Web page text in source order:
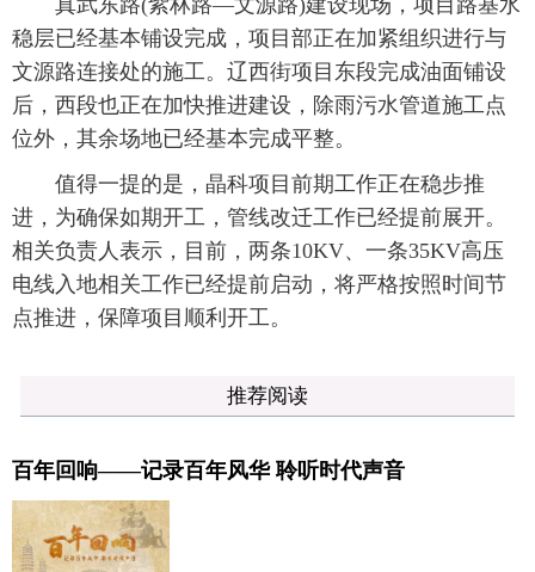
真武东路(紫林路—文源路)建设现场，项目路基水
稳层已经基本铺设完成，项目部正在加紧组织进行与
文源路连接处的施工。辽西街项目东段完成油面铺设
后，西段也正在加快推进建设，除雨污水管道施工点
位外，其余场地已经基本完成平整。
值得一提的是，晶科项目前期工作正在稳步推
进，为确保如期开工，管线改迁工作已经提前展开。
相关负责人表示，目前，两条10KV、一条35KV高压
电线入地相关工作已经提前启动，将严格按照时间节
点推进，保障项目顺利开工。
推荐阅读
百年回响——记录百年风华 聆听时代声音